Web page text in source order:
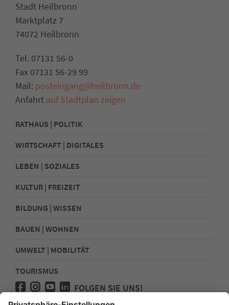
Stadt Heilbronn
Marktplatz 7
74072 Heilbronn
Tel. 07131 56-0
Fax 07131 56-29 99
Mail: posteingang@heilbronn.de
Anfahrt auf Stadtplan zeigen
RATHAUS | POLITIK
WIRTSCHAFT | DIGITALES
LEBEN | SOZIALES
KULTUR | FREIZEIT
BILDUNG | WISSEN
BAUEN | WOHNEN
UMWELT | MOBILITÄT
TOURISMUS
FOLGEN SIE UNS!